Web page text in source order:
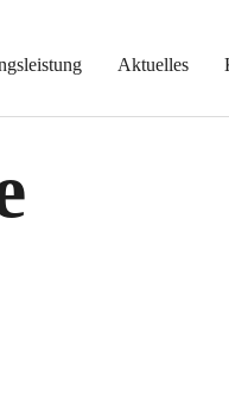
Aktuelles